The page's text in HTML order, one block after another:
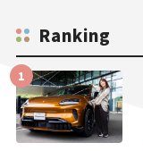
Ranking